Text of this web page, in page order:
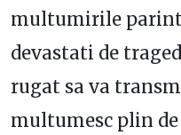
multumirile
devastati de
rugat sa va
multumesc plin